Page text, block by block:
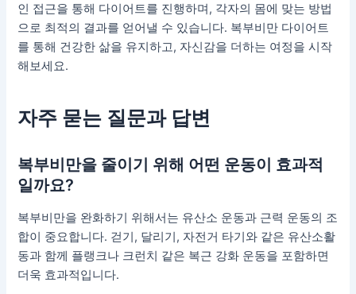
인 접근을 통해 다이어트를 진행하며, 각자의 몸에 맞는 방법
으로 최적의 결과를 얻어낼 수 있습니다. 복부비만 다이어트
를 통해 건강한 삶을 유지하고, 자신감을 더하는 여정을 시작
해보세요.
자주 묻는 질문과 답변
복부비만을 줄이기 위해 어떤 운동이 효과적
일까요?
복부비만을 완화하기 위해서는 유산소 운동과 근력 운동의 조
합이 중요합니다. 걷기, 달리기, 자전거 타기와 같은 유산소활
동과 함께 플랭크나 크런치 같은 복근 강화 운동을 포함하면
더욱 효과적입니다.